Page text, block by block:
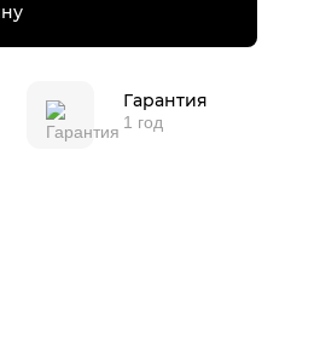
Гарантия
1 год